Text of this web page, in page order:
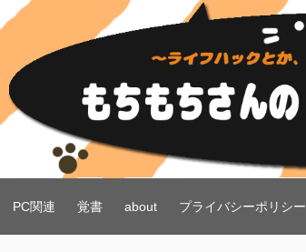
PC関連 覚書 about プライバシーポリシー